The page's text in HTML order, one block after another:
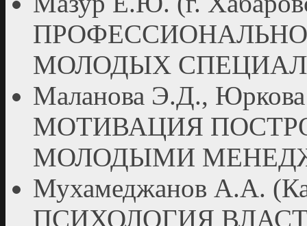
МОЛОДЫХ
Маланова Э.Д.,
МОТИВАЦИЯ
МОЛОДЫМИ
Мухамеджанов А.А.
ПСИХОЛОГИЯ